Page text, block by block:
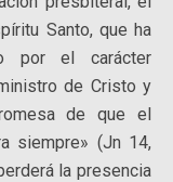
Santo, que ha
por el carácter
de Cristo y
de que el
siempre» (Jn 14,
la presencia